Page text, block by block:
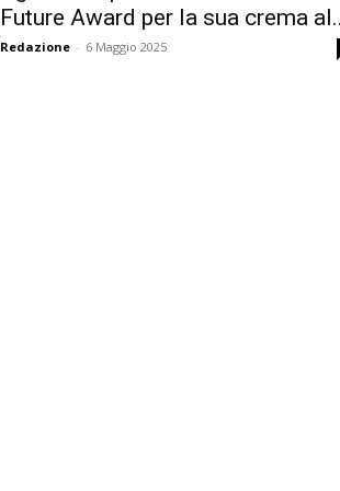
Future Award per la sua crema
Redazione - 6 Maggio 2025